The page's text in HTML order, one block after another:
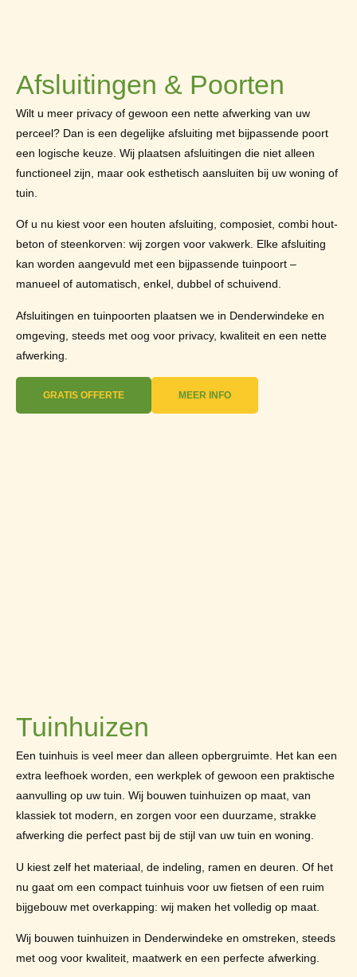
Afsluitingen & Poorten
Wilt u meer privacy of gewoon een nette afwerking van uw
perceel? Dan is een degelijke afsluiting met bijpassende poort
een logische keuze. Wij plaatsen afsluitingen die niet alleen
functioneel zijn, maar ook esthetisch aansluiten bij uw woning of
tuin.
Of u nu kiest voor een houten afsluiting, composiet, combi hout-
beton of steenkorven: wij zorgen voor vakwerk. Elke afsluiting
kan worden aangevuld met een bijpassende tuinpoort –
manueel of automatisch, enkel, dubbel of schuivend.
Afsluitingen en tuinpoorten plaatsen we in Denderwindeke en
omgeving, steeds met oog voor privacy, kwaliteit en een nette
afwerking.
GRATIS OFFERTE MEER INFO
Tuinhuizen
Een tuinhuis is veel meer dan alleen opbergruimte. Het kan een
extra leefhoek worden, een werkplek of gewoon een praktische
aanvulling op uw tuin. Wij bouwen tuinhuizen op maat, van
klassiek tot modern, en zorgen voor een duurzame, strakke
afwerking die perfect past bij de stijl van uw tuin en woning.
U kiest zelf het materiaal, de indeling, ramen en deuren. Of het
nu gaat om een compact tuinhuis voor uw fietsen of een ruim
bijgebouw met overkapping: wij maken het volledig op maat.
Wij bouwen tuinhuizen in Denderwindeke en omstreken, steeds
met oog voor kwaliteit, maatwerk en een perfecte afwerking.